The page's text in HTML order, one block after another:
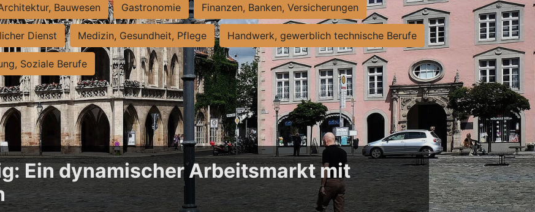
Bauwesen Gastronomie Finanzen, Banken, Versicherungen
Dienst Medizin, Gesundheit, Pflege Handwerk, gewerblich technische Berufe
Soziale Berufe
Ein dynamischer Arbeitsmarkt mit